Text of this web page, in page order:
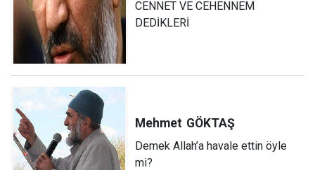
CENNET VE CEHENNEM
DEDİKLERİ
Mehmet GÖKTAŞ
Demek Allah’a havale ettin öyle
mi?